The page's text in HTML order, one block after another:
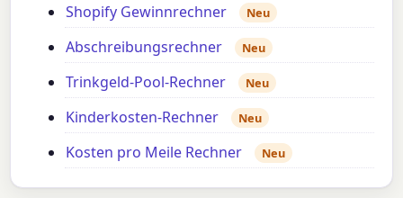
Shopify Gewinnrechner Neu
Abschreibungsrechner Neu
Trinkgeld-Pool-Rechner Neu
Kinderkosten-Rechner Neu
Kosten pro Meile Rechner Neu